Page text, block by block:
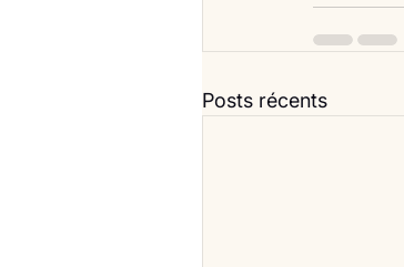
Posts récents